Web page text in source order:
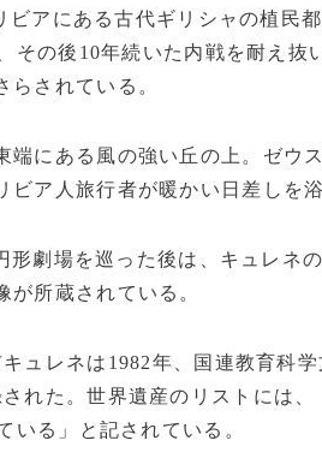
ビアにある古代ギリシャの植民
その後10年続いた内戦を耐え抜
らされている。
にある風の強い丘の上。ゼウ
ア人旅行者が暖かい日差しを
形劇場を巡った後は、キュレネ
が所蔵されている。
ュレネは1982年、国連教育科学
された。世界遺産のリストには
いる」と記されている。